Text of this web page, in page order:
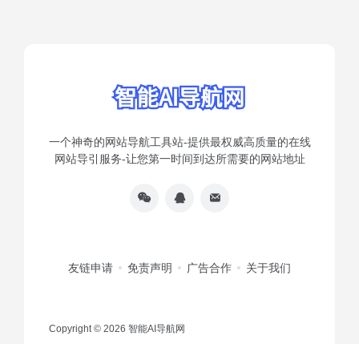
一个神奇的网站导航工具站-提供最权威高质量的在线
网站导引服务-让您第一时间到达所需要的网站地址
友链申请 免责声明 广告合作 关于我们
Copyright © 2026 智能AI导航网